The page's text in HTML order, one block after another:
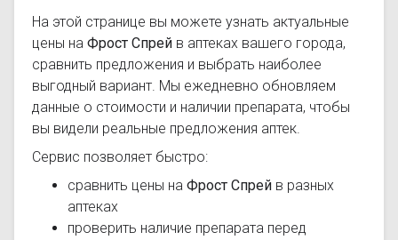
На этой странице вы можете узнать актуальные
цены на Фрост Спрей в аптеках вашего города,
сравнить предложения и выбрать наиболее
выгодный вариант. Мы ежедневно обновляем
данные о стоимости и наличии препарата, чтобы
вы видели реальные предложения аптек.
Сервис позволяет быстро:
сравнить цены на Фрост Спрей в разных
аптеках
проверить наличие препарата перед